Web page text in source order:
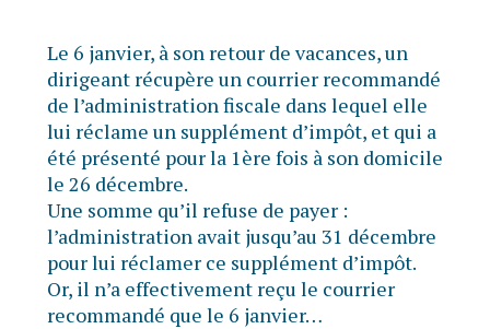
Le 6 janvier, à son retour de vacances, un
dirigeant récupère un courrier recommandé
de l’administration fiscale dans lequel elle
lui réclame un supplément d’impôt, et qui a
été présenté pour la 1ère fois à son domicile
le 26 décembre.
Une somme qu’il refuse de payer :
l’administration avait jusqu’au 31 décembre
pour lui réclamer ce supplément d’impôt.
Or, il n’a effectivement reçu le courrier
recommandé que le 6 janvier…